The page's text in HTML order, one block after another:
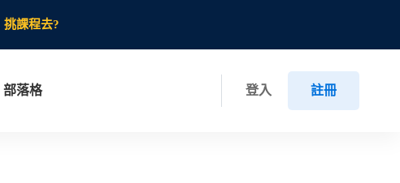
挑課程去?
部落格 登入 註冊